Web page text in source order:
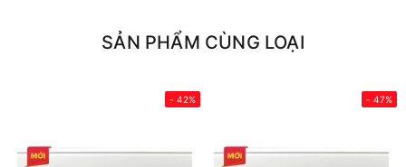
SẢN PHẨM CÙNG LOẠI
- 42% - 47%